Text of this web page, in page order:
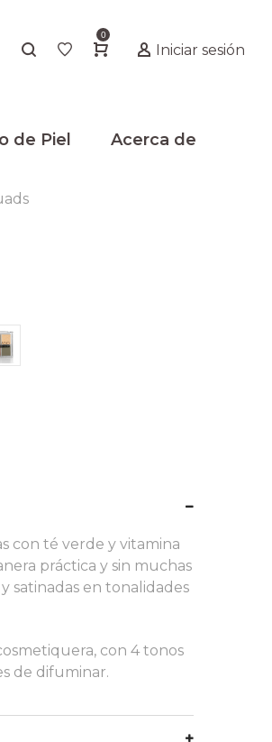
0
Iniciar sesión
de Piel Acerca de
con té verde y vitamina
práctica y sin muchas
satinadas en tonalidades
con 4 tonos
de difuminar.